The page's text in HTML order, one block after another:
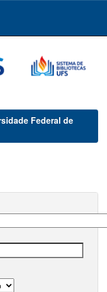
Federal de